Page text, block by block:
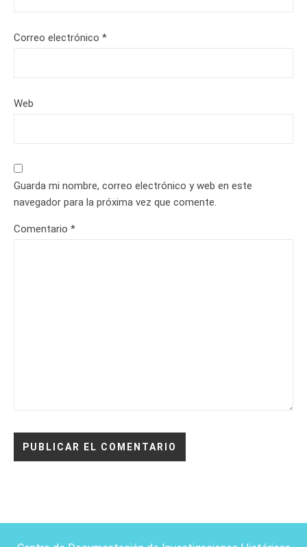
Correo electrónico *
Web
Guarda mi nombre, correo electrónico y web en este
navegador para la próxima vez que comente.
Comentario *